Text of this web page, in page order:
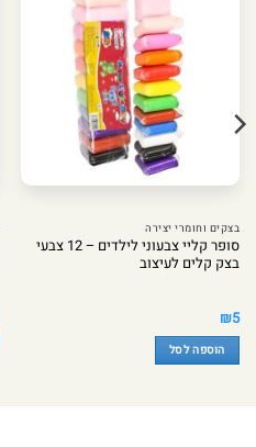
בצקים וחומרי יצירה
סופר קליי צבעוני לילדים – 12 צבעי
בצק קלים לעיצוב
₪5
הוספה לסל